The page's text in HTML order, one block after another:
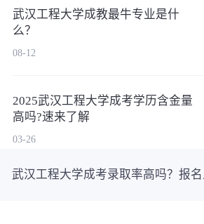
武汉工程大学成教最牛专业是什
么？
08-12
2025武汉工程大学成考学历含金量
高吗?速来了解
03-26